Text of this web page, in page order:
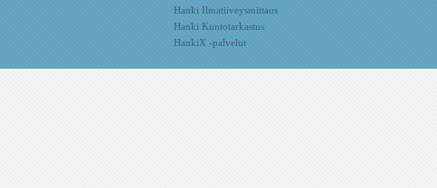
Hanki Ilmatiiveysmittaus
Hanki Kuntotarkastus
HankiX -palvelut